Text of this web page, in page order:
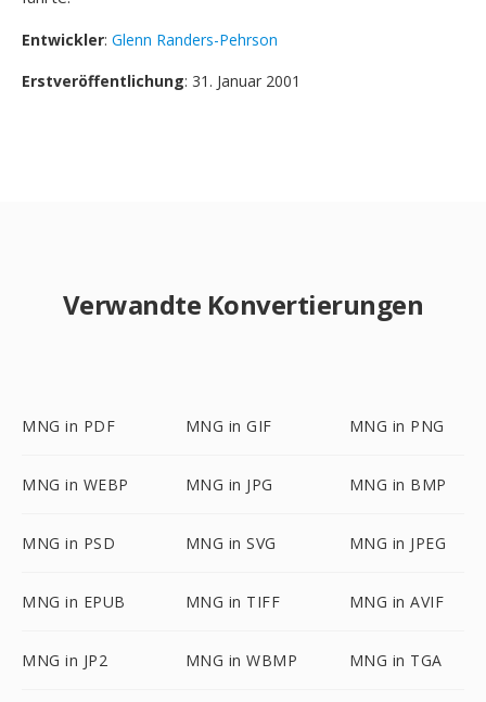
Entwickler: Glenn Randers-Pehrson
Erstveröffentlichung: 31. Januar 2001
Verwandte Konvertierungen
MNG in PDF MNG in GIF MNG in PNG
MNG in WEBP MNG in JPG MNG in BMP
MNG in PSD MNG in SVG MNG in JPEG
MNG in EPUB MNG in TIFF MNG in AVIF
MNG in JP2 MNG in WBMP MNG in TGA